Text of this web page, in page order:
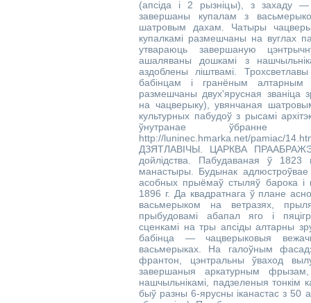
(апсіда і 2 рызніцы), з захаду
завершаны купалам з
шатровым дахам. Чатыры
купалкамі размешчаны на вуглах
утвараюць завершаную
ашаляваны дошкамі з
аздоблены ліштвамі.
бабінцам і гранёным
размешчаны двух'ярусная званіца
на чацверыку), увянчаная
культурных пабудоў з рысамі
ўнутранае ўбранне
http://luninec.hmarka.net/pamiac/
ДЗЯТЛАВІЧЫ. ЦАРКВА
дойлідства. Пабудаваная ў
манастыры. Будынак адлюстроўвае
асобных прыёмаў стыляў барока і
1896 г. Да квадратнага ў плане
васьмерыком на ветразях,
прыбудовамі абапал яго і
сценкамі на тры апсіды алтарны
бабінца — чацверыковыя
васьмерыках. На галоўным
франтон, цэнтральны ўваход
завершаныя аркатурным
нашчыльнікамі, падзеленыя
быў разны 6-ярусны іканастас з 50